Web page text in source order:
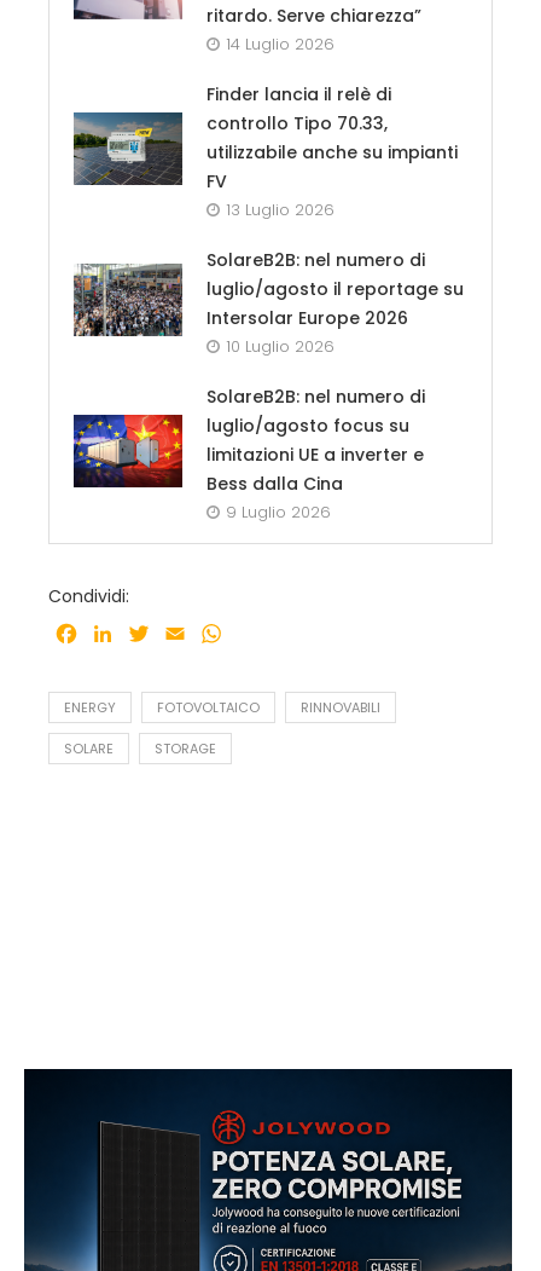
ritardo. Serve chiarezza”
14 Luglio 2026
Finder lancia il relè di
controllo Tipo 70.33,
utilizzabile anche su impianti
FV
13 Luglio 2026
SolareB2B: nel numero di
luglio/agosto il reportage su
Intersolar Europe 2026
10 Luglio 2026
SolareB2B: nel numero di
luglio/agosto focus su
limitazioni UE a inverter e
Bess dalla Cina
9 Luglio 2026
Condividi:
Facebook
LinkedInTwitter
Email
ENERGY FOTOVOLTAICO RINNOVABILI
SOLARE STORAGE